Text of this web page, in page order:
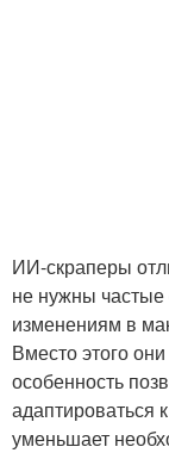
ИИ-скраперы
не нужны частые
изменениям в
Вместо этого
особенность
адаптироваться
уменьшает